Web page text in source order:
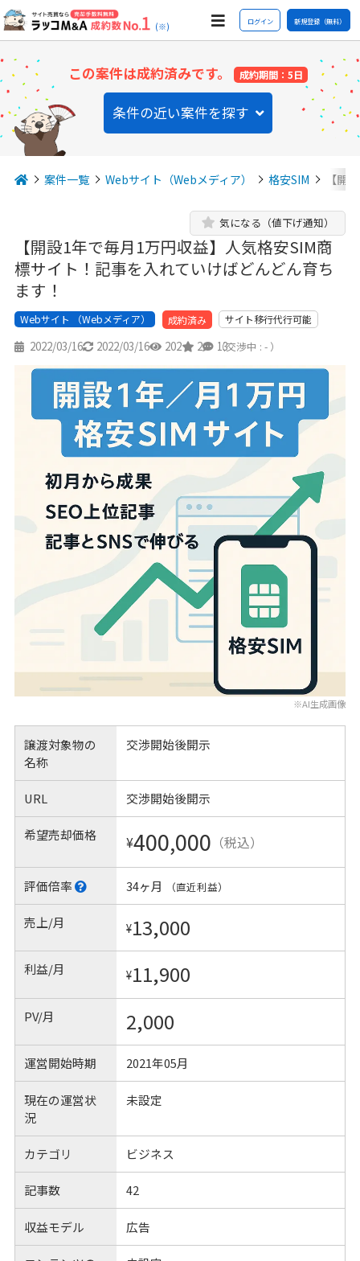
(※) ログイン 新規登録（無料）
この案件は成約済みです。 成約期間：5日
条件の近い案件を探す
案件一覧 Webサイト（Webメディア） 格安SIM 【開
【開設1年で毎月1万円収益】人気格安SIM商
標サイト！記事を入れていけばどんどん育ち
ます！
気になる（値下げ通知）
Webサイト （Webメディア） 成約済み サイト移行代行可能
2022/03/16 2022/03/16 202 2 13
（交渉中 : - ）
※AI生成画像
譲渡対象物の
名称
交渉開始後開示
URL 交渉開始後開示
希望売却価格 ¥400,000 （税込）
評価倍率 34ヶ月 （直近利益）
売上/月 ¥13,000
利益/月 ¥11,900
PV/月 2,000
運営開始時期 2021年05月
現在の運営状
況
未設定
カテゴリ ビジネス
記事数 42
収益モデル 広告